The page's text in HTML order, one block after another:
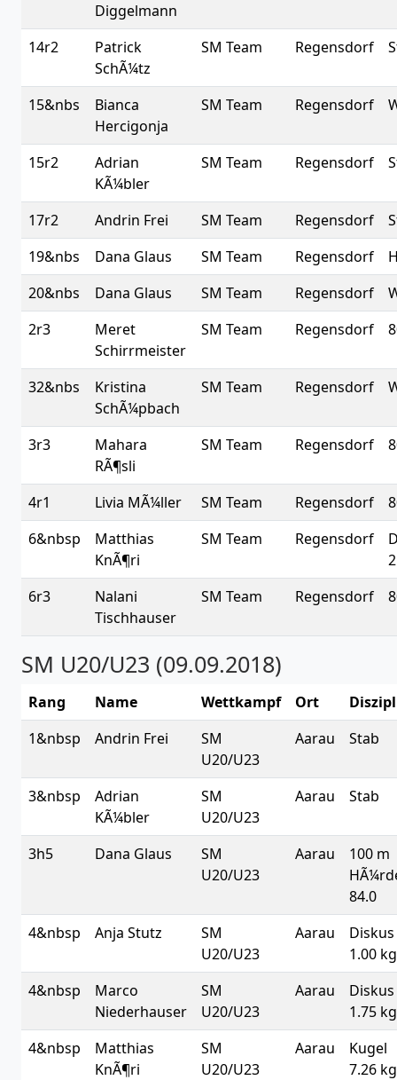
Diggelmann
14r2
Patrick
SchÃ¼tz
SM Team Regensdorf
15&nbs
Bianca
Hercigonja
SM Team Regensdorf
15r2
Adrian
KÃ¼bler
SM Team Regensdorf
17r2 Andrin Frei SM Team Regensdorf
19&nbs
Dana Glaus SM Team Regensdorf
20&nbs
Dana Glaus SM Team Regensdorf
2r3
Meret
Schirrmeister
SM Team Regensdorf
32&nbs
Kristina
SchÃ¼pbach
SM Team Regensdorf
3r3
Mahara
RÃ¶sli
SM Team Regensdorf
4r1 Livia MÃ¼ller SM Team Regensdorf
6&nbsp
Matthias
KnÃ¶ri
SM Team Regensdorf
6r3
Nalani
Tischhauser
SM Team Regensdorf
SM U20/U23 (09.09.2018)
Rang Name Wettkampf Ort
1&nbsp
Andrin Frei
SM
U20/U23
Aarau Stab
3&nbsp
Adrian
KÃ¼bler
SM
U20/U23
Aarau Stab
3h5 Dana Glaus
SM
U20/U23
Aarau
100 m
84.0
4&nbsp
Anja Stutz
SM
U20/U23
Aarau
Diskus
1.00 kg
4&nbsp
Marco
Niederhauser
SM
U20/U23
Aarau
Diskus
1.75 kg
4&nbsp
Matthias
KnÃ¶ri
SM
U20/U23
Aarau
Kugel
7.26 kg